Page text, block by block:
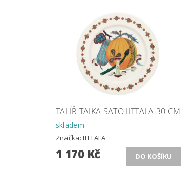
TALÍŘ TAIKA SATO IITTALA 30 CM
skladem
Značka:IITTALA
1 170 Kč